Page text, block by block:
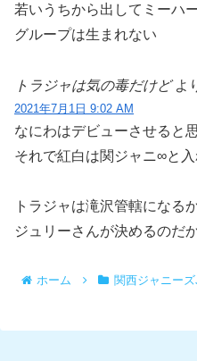
若いうちから出してミーハ
グループは生まれない
トラジャは気の毒だけど よ
2021年7月1日 9:02 AM
なにわはデビューさせると思
それで紅白は関ジャニ∞と入
トラジャは滝沢管轄になる
ジュリーさんが決めるのだ
ホーム 関西ジャニー